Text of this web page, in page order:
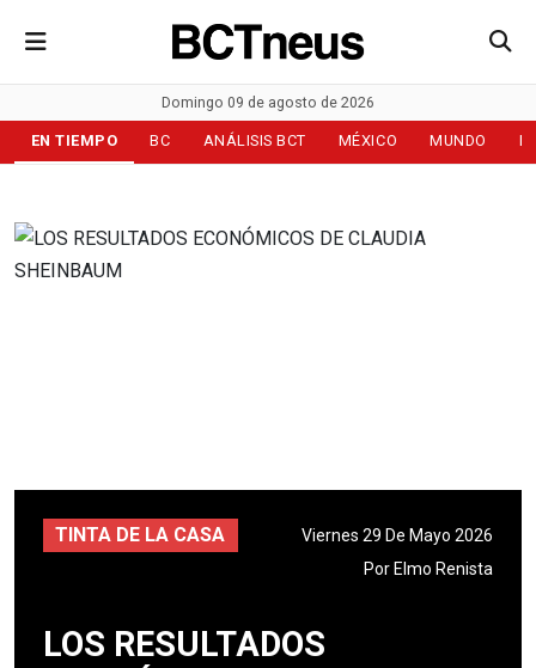
Domingo 09 de agosto de 2026
EN TIEMPO BC ANÁLISIS BCT MÉXICO MUNDO
TINTA DE LA CASA
Viernes 29 De Mayo 2026
Por Elmo Renista
LOS RESULTADOS